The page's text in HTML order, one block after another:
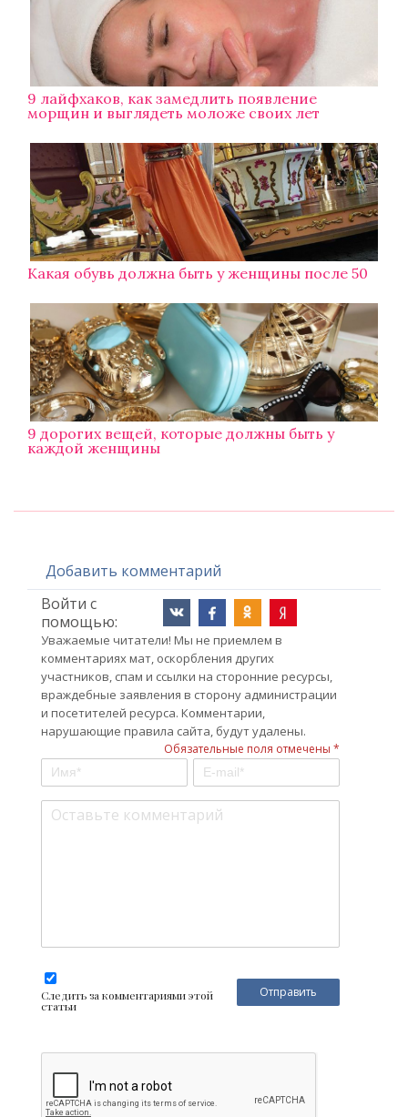
9 лайфхаков, как замедлить появление
морщин и выглядеть моложе своих лет
Какая обувь должна быть у женщины после 50
9 дорогих вещей, которые должны быть у
каждой женщины
Добавить комментарий
Войти с
помощью:
Уважаемые читатели! Мы не приемлем в
комментариях мат, оскорбления других
участников, спам и ссылки на сторонние ресурсы,
враждебные заявления в сторону администрации
и посетителей ресурса. Комментарии,
нарушающие правила сайта, будут удалены.
Обязательные поля отмечены *
Следить за комментариями этой
статьи